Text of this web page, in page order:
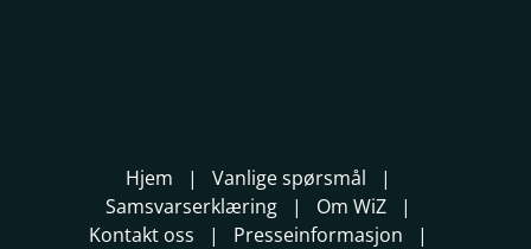
Hjem
Vanlige spørsmål
Samsvarserklæring
Om WiZ
Kontakt oss
Presseinformasjon